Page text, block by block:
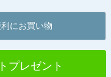
へ
にお買い物
プレゼント